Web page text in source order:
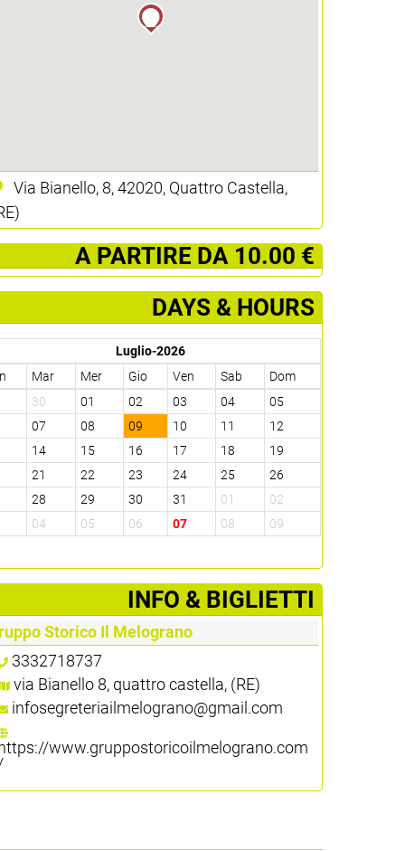
Via Bianello, 8, 42020, Quattro Castella,
­ A PARTIRE DA 10.00 €
DAYS & HOURS
Luglio-2026
Mar Mer Gio Ven Sab
Dom
30 01 02 03 04
05
07 08 09 10 11
12
14 15 16 17 18
19
21 22 23 24 25
26
28 29 30 31 01
02
04 05 06 07 08 09
­INFO & BIGLIETTI
Storico Il Melograno
3332718737
via Bianello 8, quattro castella, (RE)
infosegreteriailmelograno@gmail.com
www.gruppostoricoilmelograno.com